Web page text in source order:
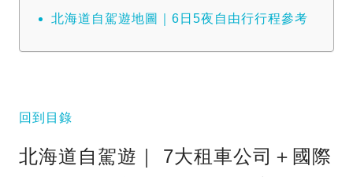
北海道自駕遊地圖｜6日5夜自由行行程參考
回到目錄
北海道自駕遊｜ 7大租車公司＋國際